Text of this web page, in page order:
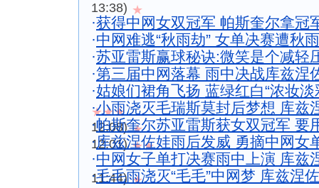
13:38) ★
·获得中网女双冠军 帕斯奎尔拿冠
·中网难逃“秋雨劫” 女单决赛遭秋
·苏亚雷斯赢球秘诀:微笑是个减轻
·第三届中网落幕 雨中决战库兹涅
·姑娘们裙角飞扬 蓝绿红白“浓妆淡
★★★
·小雨浇灭毛瑞斯莫封后梦想 库兹
12:08) ★
·帕斯奎尔苏亚雷斯获女双冠军 要
12:01) ★★
·库兹涅佐娃雨后发威 勇摘中网女
·中网女子单打决赛雨中上演 库兹
11:44) ★
·毛毛雨浇灭“毛毛”中网梦 库兹涅